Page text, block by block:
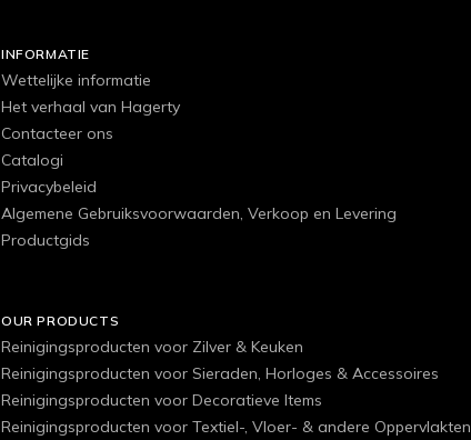
INFORMATIE
Wettelijke informatie
Het verhaal van Hagerty
Contacteer ons
Catalogi
Privacybeleid
Algemene Gebruiksvoorwaarden, Verkoop en Levering
Productgids
OUR PRODUCTS
Reinigingsproducten voor Zilver & Keuken
Reinigingsproducten voor Sieraden, Horloges & Accessoires
Reinigingsproducten voor Decoratieve Items
Reinigingsproducten voor Textiel-, Vloer- & andere Oppervlakten